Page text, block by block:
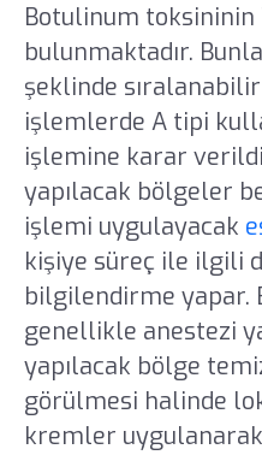
Botulinum toksininin
bulunmaktadır.
şeklinde
işlemlerde A tipi
işlemine karar
yapılacak bölgeler
işlemi uygulayacak
kişiye süreç ile ilgili
bilgilendirme yapar.
genellikle anestezi
yapılacak bölge
görülmesi halinde
kremler